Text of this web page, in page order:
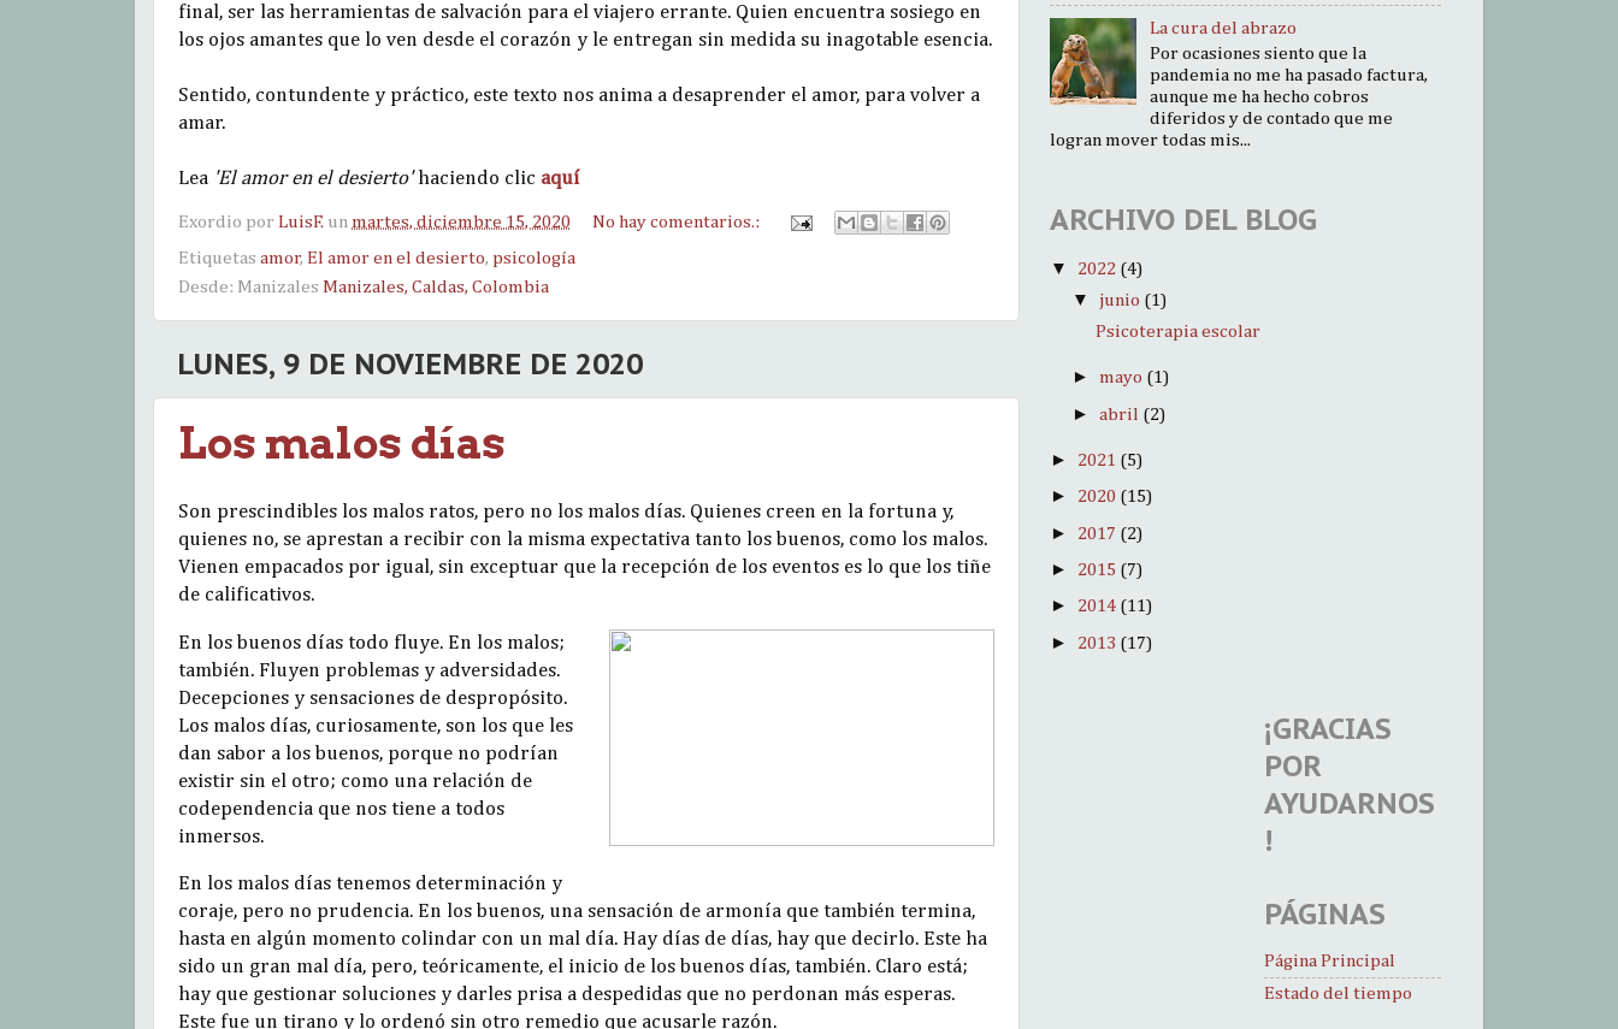
final, ser las herramientas de salvación para el viajero errante. Quien encuentra sosiego en
los ojos amantes que lo ven desde el corazón y le entregan sin medida su inagotable esencia.
Sentido, contundente y práctico, este texto nos anima a desaprender el amor, para volver a
amar.
Lea 'El amor en el desierto'haciendo clic aquí
Exordio por LuisF. un martes, diciembre 15, 2020 No hay comentarios.:
Etiquetas amor, El amor en el desierto, psicología
Desde: Manizales Manizales, Caldas, Colombia
LUNES, 9 DE NOVIEMBRE DE 2020
Los malos días
Son prescindibles los malos ratos, pero no los malos días. Quienes creen en la fortuna y,
quienes no, se aprestan a recibir con la misma expectativa tanto los buenos, como los malos.
Vienen empacados por igual, sin exceptuar que la recepción de los eventos es lo que los tiñe
de calificativos.
En los buenos días todo fluye. En los malos;
también. Fluyen problemas y adversidades.
Decepciones y sensaciones de despropósito.
Los malos días, curiosamente, son los que les
dan sabor a los buenos, porque no podrían
existir sin el otro; como una relación de
codependencia que nos tiene a todos
inmersos.
En los malos días tenemos determinación y
coraje, pero no prudencia. En los buenos, una sensación de armonía que también termina,
hasta en algún momento colindar con un mal día. Hay días de días, hay que decirlo. Este ha
sido un gran mal día, pero, teóricamente, el inicio de los buenos días, también. Claro está;
hay que gestionar soluciones y darles prisa a despedidas que no perdonan más esperas.
Este fue un tirano y lo ordenó sin otro remedio que acusarle razón.
La cura del abrazo
Por ocasiones siento que la
pandemia no me ha pasado factura,
aunque me ha hecho cobros
diferidos y de contado que me
logran mover todas mis...
ARCHIVO DEL BLOG
▼ 2022 (4)
▼ junio (1)
Psicoterapia escolar
► mayo (1)
►abril (2)
► 2021 (5)
► 2020 (15)
► 2017 (2)
► 2015 (7)
► 2014 (11)
► 2013 (17)
¡GRACIAS
POR
AYUDARNOS
!
PÁGINAS
Página Principal
Estado del tiempo